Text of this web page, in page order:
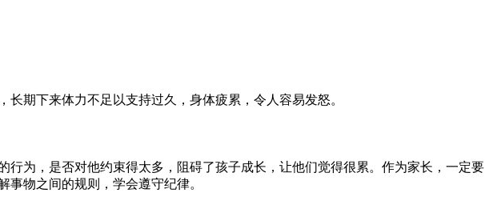
期下来体力不足以支持过久，身体疲累，令人容易发怒。
为，是否对他约束得太多，阻碍了孩子成长，让他们觉得很累。作为家长，一定要
物之间的规则，学会遵守纪律。